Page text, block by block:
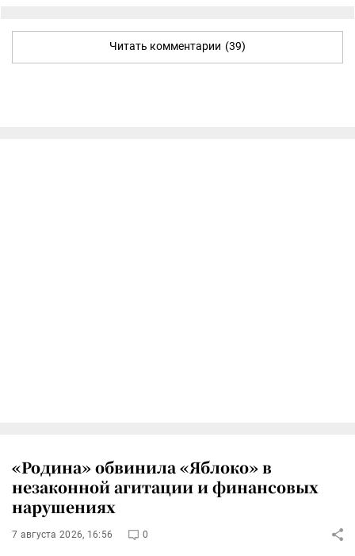
Читать комментарии (39)
«Родина» обвинила «Яблоко» в
незаконной агитации и финансовых
нарушениях
7 августа 2026, 16:56 0